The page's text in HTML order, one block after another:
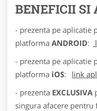
BENEFICII SI
- prezenta pe aplicatie
platforma ANDROID:
- prezenta pe aplicatie
platforma iOS:
link
- prezenta EXCLUSIVA
singura afacere pentru